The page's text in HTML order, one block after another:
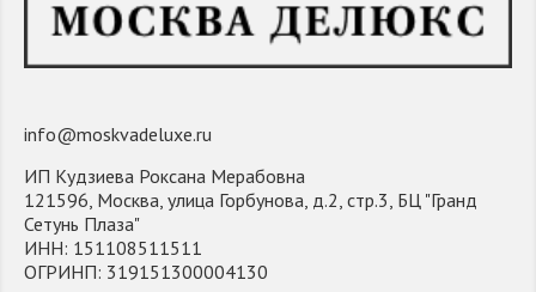
info@moskvadeluxe.ru
ИП Кудзиева Роксана Мерабовна
121596, Москва, улица Горбунова, д.2, стр.3, БЦ "Гранд
Сетунь Плаза"
ИНН: 151108511511
ОГРИНП: 319151300004130